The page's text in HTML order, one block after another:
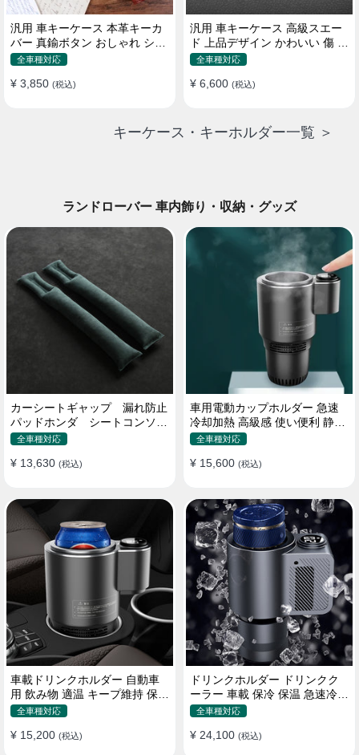
汎用 車キーケース 本革キーカ
バー 真鍮ボタン おしゃれ シン
プルデザイン
全車種対応
¥ 3,850 (税込)
汎用 車キーケース 高級スエー
ド 上品デザイン かわいい 傷 汚
れ防止 高級 オシャレ キーホル
全車種対応
¥ 6,600 (税込)
キーケース・キーホルダー一覧 ＞
ランドローバー 車内飾り・収納・グッズ
カーシートギャップ 漏れ防止
パッドホンダ シートコンソー
ル 隙間 クッション
全車種対応
¥ 13,630 (税込)
車用電動カップホルダー 急速
冷却加熱 高級感 使い便利 静音
収納 飲み物
全車種対応
¥ 15,600 (税込)
車載ドリンクホルダー 自動車
用 飲み物 適温 キープ維持 保温
冷機能付き
全車種対応
¥ 15,200 (税込)
ドリンクホルダー ドリンクク
ーラー 車載 保冷 保温 急速冷却
缶対応
全車種対応
¥ 24,100 (税込)